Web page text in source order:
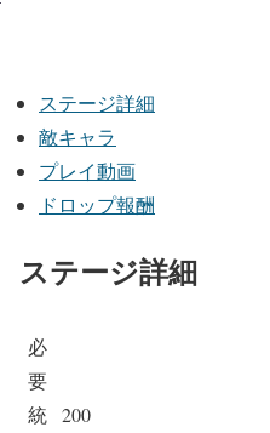
ステージ詳細
敵キャラ
プレイ動画
ドロップ報酬
ステージ詳細
必
要
統 200